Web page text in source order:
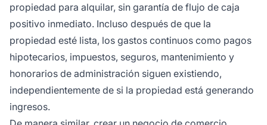
propiedad para alquilar, sin garantía de flujo de caja
positivo inmediato. Incluso después de que la
propiedad esté lista, los gastos continuos como pagos
hipotecarios, impuestos, seguros, mantenimiento y
honorarios de administración siguen existiendo,
independientemente de si la propiedad está generando
ingresos.